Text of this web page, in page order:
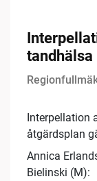
tandhälsa
Interpellation
åtgärdsplan
Annica
Bielinski (M):